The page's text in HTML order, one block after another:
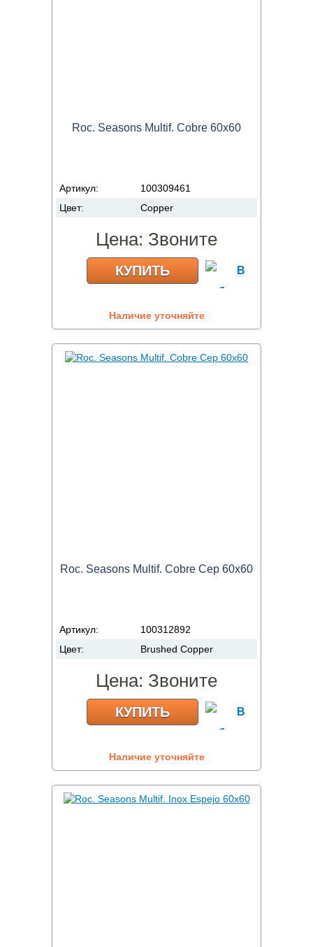
Roc. Seasons Multif. Cobre 60x60
Артикул:
100309461
Цвет:
Copper
Цена: Звоните
КУПИТЬ
Наличие уточняйте
Roc. Seasons Multif. Cobre Cep 60x60
Артикул:
100312892
Цвет:
Brushed Copper
Цена: Звоните
КУПИТЬ
Наличие уточняйте